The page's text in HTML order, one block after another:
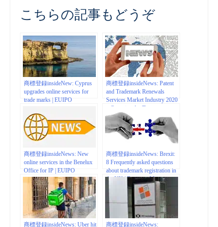
こちらの記事もどうぞ
商標登録insideNew: Cyprus
upgrades online services for
trade marks | EUIPO
商標登録insideNews: Patent
and Trademark Renewals
Services Market Industry 2020
– Overview by Top
Manufacturers like: CPA
Global, Acumass, Anaqua, IP
Centrum, Ipan, Dennemeyer
Group, MaxVal, IP Pragmatics
商標登録insideNews: New
online services in the Benelux
Office for IP | EUIPO
商標登録insideNews: Brexit:
8 Frequently asked questions
about trademark registration in
the UK | Business Matters
商標登録insideNews: Uber hit
商標登録insideNews: